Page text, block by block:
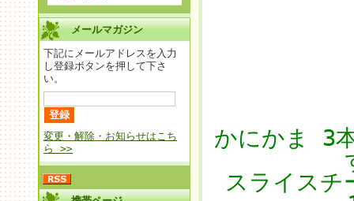
メールマガジン
下記にメールアドレスを入力
し登録ボタンを押して下さ
い。
変更・解除・お知らせはこち
ら >>
かにかま 3
スライス